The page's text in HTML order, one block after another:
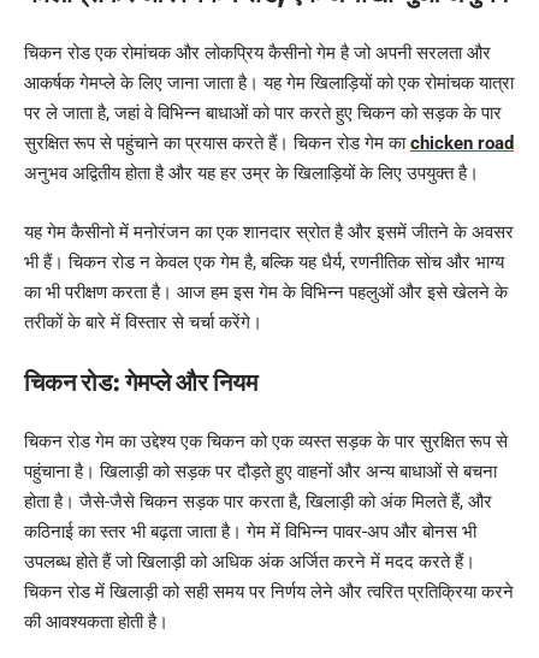
चिकन रोड एक रोमांचक और लोकप्रिय कैसीनो गेम है जो अपनी सरलता और
आकर्षक गेमप्ले के लिए जाना जाता है। यह गेम खिलाड़ियों को एक रोमांचक यात्रा
पर ले जाता है, जहां वे विभिन्न बाधाओं को पार करते हुए चिकन को सड़क के पार
सुरक्षित रूप से पहुंचाने का प्रयास करते हैं। चिकन रोड गेम काchicken road
अनुभव अद्वितीय होता है और यह हर उम्र के खिलाड़ियों के लिए उपयुक्त है।
यह गेम कैसीनो में मनोरंजन का एक शानदार स्रोत है और इसमें जीतने के अवसर
भी हैं। चिकन रोड न केवल एक गेम है, बल्कि यह धैर्य, रणनीतिक सोच और भाग्य
का भी परीक्षण करता है। आज हम इस गेम के विभिन्न पहलुओं और इसे खेलने के
तरीकों के बारे में विस्तार से चर्चा करेंगे।
चिकन रोड: गेमप्ले और नियम
चिकन रोड गेम का उद्देश्य एक चिकन को एक व्यस्त सड़क के पार सुरक्षित रूप से
पहुंचाना है। खिलाड़ी को सड़क पर दौड़ते हुए वाहनों और अन्य बाधाओं से बचना
होता है। जैसे-जैसे चिकन सड़क पार करता है, खिलाड़ी को अंक मिलते हैं, और
कठिनाई का स्तर भी बढ़ता जाता है। गेम में विभिन्न पावर-अप और बोनस भी
उपलब्ध होते हैं जो खिलाड़ी को अधिक अंक अर्जित करने में मदद करते हैं।
चिकन रोड में खिलाड़ी को सही समय पर निर्णय लेने और त्वरित प्रतिक्रिया करने
की आवश्यकता होती है।